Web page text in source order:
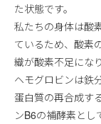
た状態です。
私たちの身体は酸
ているため、酸素
織が酸素不足にな
ヘモグロビンは鉄
蛋白質の再合成す
ンB6の補酵素とし